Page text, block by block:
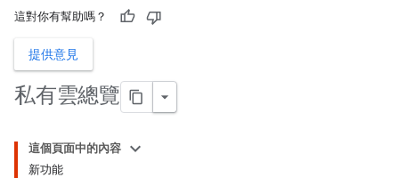
這對你有幫助嗎？
提供意見
私有雲總覽
這個頁面中的內容
新功能